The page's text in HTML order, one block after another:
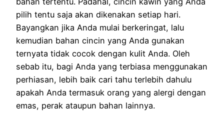
pilih tentu saja akan dikenakan setiap hari.
Bayangkan jika Anda mulai berkeringat, lalu
kemudian bahan cincin yang Anda gunakan
ternyata tidak cocok dengan kulit Anda. Oleh
sebab itu, bagi Anda yang terbiasa menggunakan
perhiasan, lebih baik cari tahu terlebih dahulu
apakah Anda termasuk orang yang alergi dengan
emas, perak ataupun bahan lainnya.